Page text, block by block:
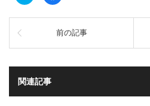
共
(新
い
ウ
る
に
ク
ッ
前の記事
関連記事